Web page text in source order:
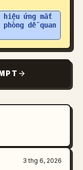
hiệu ứng mắt
dễ quan
3 thg 6, 2026